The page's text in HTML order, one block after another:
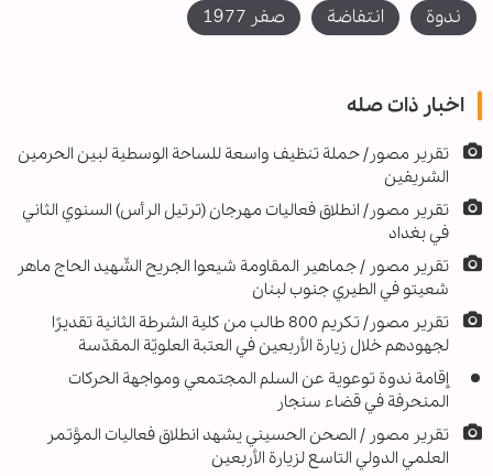
ندوة انتفاضة صفر 1977
اخبار ذات صله
تقرير مصور/ حملة تنظيف واسعة للساحة الوسطية لبين الحرمين
الشريفين
تقرير مصور/ انطلاق فعاليات مهرجان (ترتيل الرأس) السنوي الثاني
في بغداد
تقرير مصور / جماهير المقاومة شيعوا الجريح الشّهيد الحاج ماهر
شعيتو في الطيري جنوب لبنان
تقرير مصور/ تكريم 800 طالب من كلية الشرطة الثانية تقديرًا
لجهودهم خلال زيارة الأربعين في العتبة العلويّة المقدّسة
إقامة ندوة توعوية عن السلم المجتمعي ومواجهة الحركات
المنحرفة في قضاء سنجار
تقریر مصور / الصحن الحسيني يشهد انطلاق فعاليات المؤتمر
العلمي الدولي التاسع لزيارة الأربعين